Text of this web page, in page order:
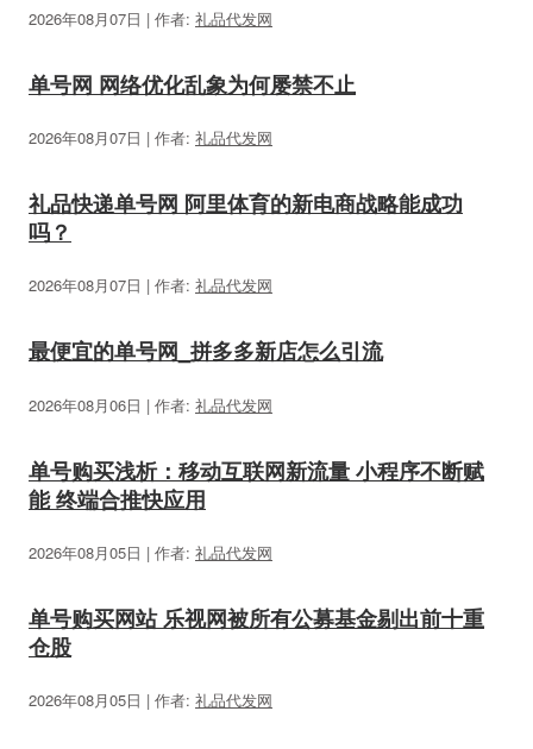
2026年08月07日 | 作者: 礼品代发网
单号网 网络优化乱象为何屡禁不止
2026年08月07日 | 作者: 礼品代发网
礼品快递单号网 阿里体育的新电商战略能成功
吗？
2026年08月07日 | 作者: 礼品代发网
最便宜的单号网_拼多多新店怎么引流
2026年08月06日 | 作者: 礼品代发网
单号购买浅析：移动互联网新流量 小程序不断赋
能 终端合推快应用
2026年08月05日 | 作者: 礼品代发网
单号购买网站 乐视网被所有公募基金剔出前十重
仓股
2026年08月05日 | 作者: 礼品代发网